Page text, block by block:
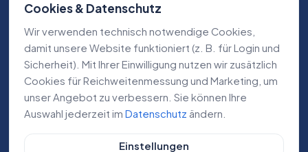
Konto
RECHTLICHES
Impressum
Datenschutz
AGB
Cookies & Datenschutz
Wir verwenden technisch notwendige Cookies,
damit unsere Website funktioniert (z. B. für Login und
Sicherheit). Mit Ihrer Einwilligung nutzen wir zusätzlich
Cookies für Reichweiten­messung und Marketing, um
unser Angebot zu verbessern. Sie können Ihre
Auswahl jederzeit im Datenschutz ändern.
Einstellungen